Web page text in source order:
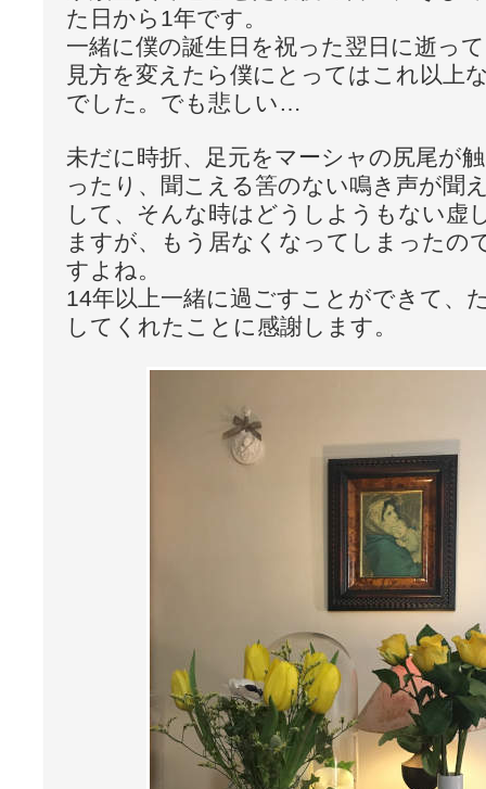
た日から1年です。
一緒に僕の誕生日を祝った翌日に逝っ
見方を変えたら僕にとってはこれ以上
でした。でも悲しい…
未だに時折、足元をマーシャの尻尾が
ったり、聞こえる筈のない鳴き声が聞
して、そんな時はどうしようもない虚
ますが、もう居なくなってしまったの
すよね。
14年以上一緒に過ごすことができて、
してくれたことに感謝します。